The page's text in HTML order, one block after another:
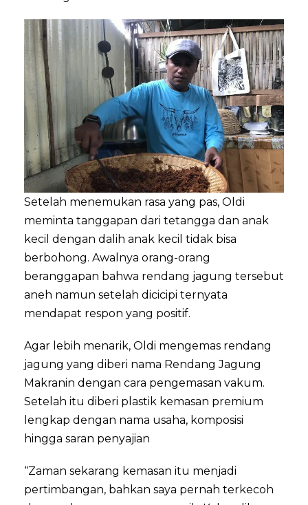
Setelah menemukan rasa yang pas, Oldi
meminta tanggapan dari tetangga dan anak
kecil dengan dalih anak kecil tidak bisa
berbohong. Awalnya orang-orang
beranggapan bahwa rendang jagung tersebut
aneh namun setelah dicicipi ternyata
mendapat respon yang positif.
Agar lebih menarik, Oldi mengemas rendang
jagung yang diberi nama Rendang Jagung
Makranin dengan cara pengemasan vakum.
Setelah itu diberi plastik kemasan premium
lengkap dengan nama usaha, komposisi
hingga saran penyajian
“Zaman sekarang kemasan itu menjadi
pertimbangan, bahkan saya pernah terkecoh